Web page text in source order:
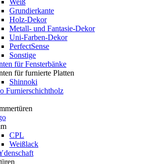
Grundierkante
Holz-Dekor
Metall- und Fantasie-Dekor
Uni-Farben-Dekor
PerfectSense
Sonstige
für Fensterbänke
für furnierte Platten
Shinnoki
Furnierschichtholz
CPL
Weißlack